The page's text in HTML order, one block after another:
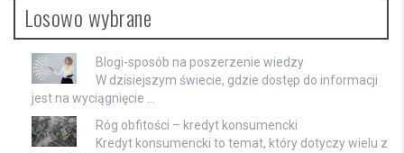
Losowo wybrane
Blogi-sposób na poszerzenie wiedzy
W dzisiejszym świecie, gdzie dostęp do informacji
jest na wyciągnięcie …
Róg obfitości – kredyt konsumencki
Kredyt konsumencki to temat, który dotyczy wielu z